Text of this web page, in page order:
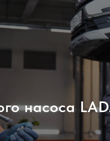
насоса